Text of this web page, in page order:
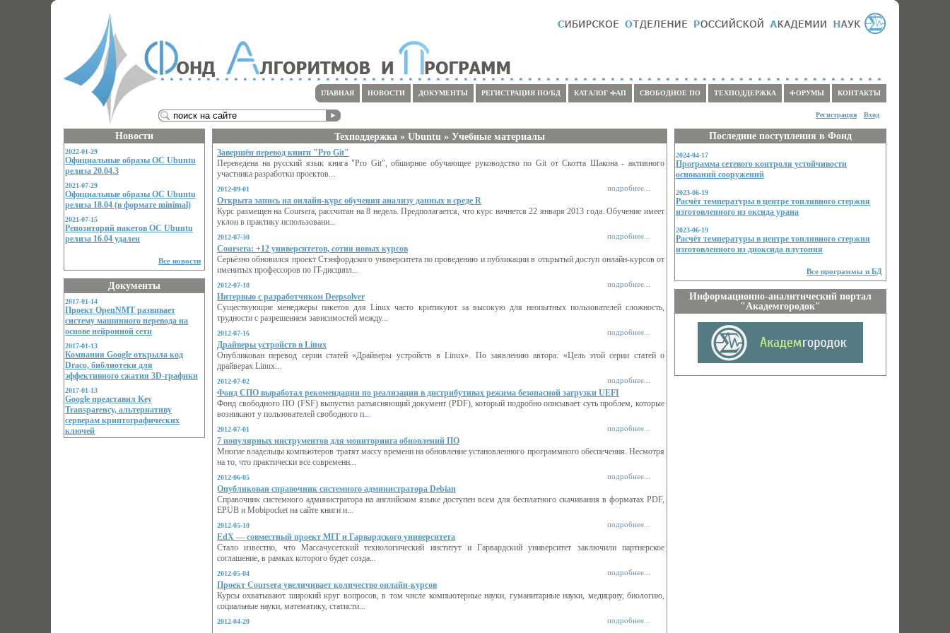
КОНТАКТЫ
ФОРУМЫ
ТЕХПОДДЕРЖКА
СВОБОДНОЕ ПО
КАТАЛОГ ФАП
РЕГИСТРАЦИЯ ПО/БД
ДОКУМЕНТЫ
НОВОСТИ
ГЛАВНАЯ
Вход
Регистрация
Новости
2022-01-29
Официальные образы ОС Ubuntu
релиза 20.04.3
2021-07-29
Официальные образы ОС Ubuntu
релиза 18.04 (в формате minimal)
2021-07-15
Репозиторий пакетов ОС Ubuntu
релиза 16.04 удален
Все новости
Документы
2017-01-14
Проект OpenNMT развивает
систему машинного перевода на
основе нейронной сети
2017-01-13
Компания Google открыла код
Draco, библиотеки для
эффективного сжатия 3D-графики
2017-01-13
Google представил Key
Transparency, альтернативу
серверам криптографических
ключей
Последние поступления в Фонд
2024-04-17
Программа сетевого контроля устойчивости
оснований сооружений
2023-06-19
Расчёт температуры в центре топливного стержня
изготовленного из оксида урана
2023-06-19
Расчёт температуры в центре топливного стержня
изготовленного из диоксида плутония
Все программы и БД
Информационно-аналитический портал
"Академгородок"
Техподдержка » Ubuntu » Учебные материалы
Завершён перевод книги "Pro Git"
Переведена на русский язык книга "Pro Git", обширное обучающее руководство по Git от Скотта Шакона - активного
участника разработки проектов...
2012-09-01 подробнее...
Открыта запись на онлайн-курс обучения анализу данных в среде R
Курс размещен на Coursera, рассчитан на 8 недель. Предполагается, что курс начнется 22 января 2013 года. Обучение имеет
уклон в практику использовани...
2012-07-30 подробнее...
Coursera: +12 университетов, сотня новых курсов
Серьёзно обновился проект Стэнфордского университета по проведению и публикации в открытый доступ онлайн-курсов от
именитых профессоров по IT-дисципл...
2012-07-18 подробнее...
Интервью с разработчиком Deepsolver
Существующие менеджеры пакетов для Linux часто критикуют за высокую для неопытных пользователей сложность,
трудности с разрешением зависимостей между...
2012-07-16 подробнее...
Драйверы устройств в Linux
Опубликован перевод серии статей «Драйверы устройств в Linux». По заявлению автора: «Цель этой серии статей о
драйверах Linux...
2012-07-02 подробнее...
Фонд СПО выработал рекомендации по реализации в дистрибутивах режима безопасной загрузки UEFI
Фонд cвободного ПО (FSF) выпустил разъясняющий документ (PDF), который подробно описывает суть проблем, которые
возникают у пользователей свободного п...
2012-07-01 подробнее...
7 популярных инструментов для мониторинга обновлений ПО
Многие владельцы компьютеров тратят массу времени на обновление установленного программного обеспечения. Несмотря
на то, что практически все современн...
2012-06-05 подробнее...
Опубликован справочник системного администратора Debian
Справочник системного администратора на английском языке доступен всем для бесплатного скачивания в форматах PDF,
EPUB и Mobipocket на сайте книги и...
2012-05-10 подробнее...
EdX — совместный проект MIT и Гарвардского университета
Стало известно, что Массачусетский технологический институт и Гарвардский университет заключили партнерское
соглашение, в рамках которого будет созда...
2012-05-04 подробнее...
Проект Сoursera увеличивает количество онлайн-курсов
Курсы охватывают широкий круг вопросов, в том числе компьютерные науки, гуманитарные науки, медицину, биологию,
социальные науки, математику, статисти...
2012-04-20 подробнее...